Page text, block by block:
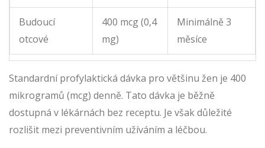
Budoucí
otcové
400 mcg (0,4
mg)
Minimálně 3
měsíce
Standardní profylaktická dávka pro většinu žen je 400
mikrogramů (mcg) denně. Tato dávka je běžně
dostupná v lékárnách bez receptu. Je však důležité
rozlišit mezi preventivním užíváním a léčbou.